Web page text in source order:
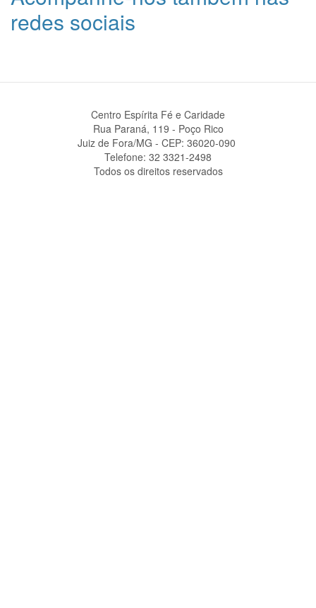
redes sociais
Centro Espírita Fé e Caridade
Rua Paraná, 119 - Poço Rico
Juiz de Fora/MG - CEP: 36020-090 ‎
Telefone: 32 3321-2498
Todos os direitos reservados